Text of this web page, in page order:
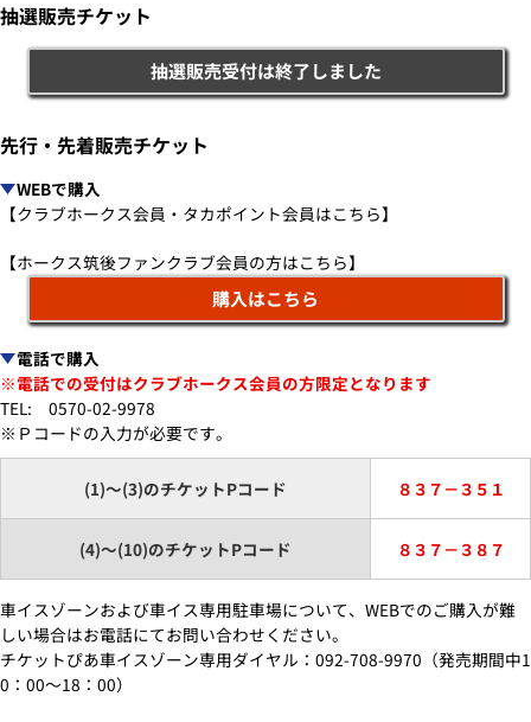
抽選販売チケット
抽選販売受付は終了しました
先行・先着販売チケット
WEBで購入
【クラブホークス会員・タカポイント会員はこちら】
【ホークス筑後ファンクラブ会員の方はこちら】
購入はこちら
電話で購入
※電話での受付はクラブホークス会員の方限定となります
TEL: 0570-02-9978
※Ｐコードの入力が必要です。
(1)～(3)のチケットPコード ８３７－３５１
(4)～(10)のチケットPコード ８３７－３８７
車イスゾーンおよび車イス専用駐車場について、WEBでのご購入が難
しい場合はお電話にてお問い合わせください。
チケットぴあ車イスゾーン専用ダイヤル：092-708-9970（発売期間中1
0：00～18：00）